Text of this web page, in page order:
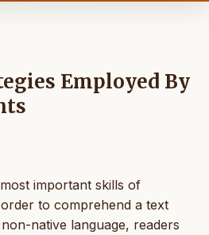
Employed By
important skills of
to comprehend a text
native language, readers